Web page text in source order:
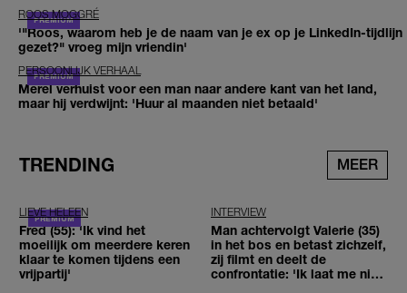
ROOS MOGGRÉ
'"Roos, waarom heb je de naam van je ex op je LinkedIn-tijdlijn
gezet?" vroeg mijn vriendin'
PERSOONLIJK VERHAAL
Merel verhuist voor een man naar andere kant van het land,
maar hij verdwijnt: 'Huur al maanden niet betaald'
TRENDING MEER
LIEVE HELEEN
Fred (55): 'Ik vind het
moeilijk om meerdere keren
klaar te komen tijdens een
vrijpartij'
INTERVIEW
Man achtervolgt Valerie (35)
in het bos en betast zichzelf,
zij filmt en deelt de
confrontatie: 'Ik laat me niet